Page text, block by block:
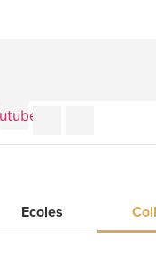
Ecoles